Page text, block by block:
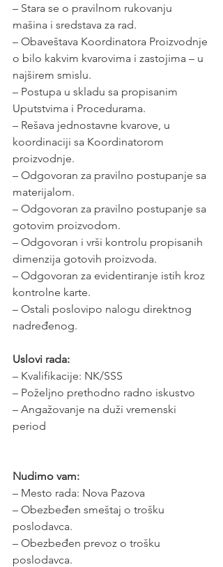
– Stara se o pravilnom rukovanju
mašina i sredstava za rad.
– Obaveštava Koordinatora Proizvodnje
o bilo kakvim kvarovima i zastojima – u
najširem smislu.
– Postupa u skladu sa propisanim
Uputstvima i Procedurama.
– Rešava jednostavne kvarove, u
koordinaciji sa Koordinatorom
proizvodnje.
– Odgovoran za pravilno postupanje sa
materijalom.
– Odgovoran za pravilno postupanje sa
gotovim proizvodom.
– Odgovoran i vrši kontrolu propisanih
dimenzija gotovih proizvoda.
– Odgovoran za evidentiranje istih kroz
kontrolne karte.
– Ostali poslovipo nalogu direktnog
nadređenog.
Uslovi rada:
– Kvalifikacije: NK/SSS
– Poželjno prethodno radno iskustvo
– Angažovanje na duži vremenski
period
Nudimo vam:
– Mesto rada: Nova Pazova
– Obezbeđen smeštaj o trošku
poslodavca.
– Obezbeđen prevoz o trošku
poslodavca.